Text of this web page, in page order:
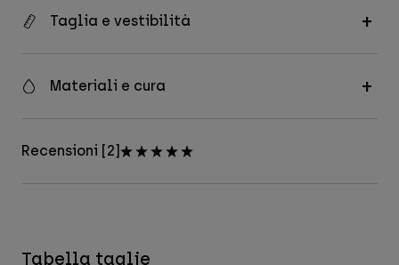
Taglia e vestibilità
Materiali e cura
Recensioni [2]
Tabella taglie